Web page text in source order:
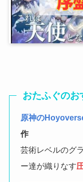
おたふぐのお
原神の
作
芸術レベルのグ
ー達が織りなす